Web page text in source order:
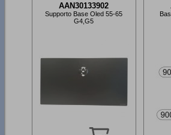
AAN30133902
Supporto Base Oled 55-65
G4,G5